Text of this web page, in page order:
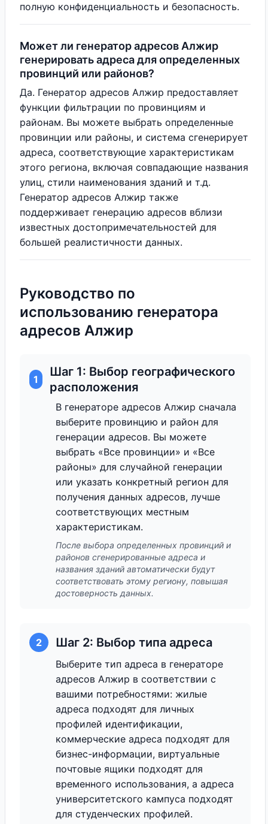
полную конфиденциальность и безопасность.
Может ли генератор адресов Алжир
генерировать адреса для определенных
провинций или районов?
Да. Генератор адресов Алжир предоставляет
функции фильтрации по провинциям и
районам. Вы можете выбрать определенные
провинции или районы, и система сгенерирует
адреса, соответствующие характеристикам
этого региона, включая совпадающие названия
улиц, стили наименования зданий и т.д.
Генератор адресов Алжир также
поддерживает генерацию адресов вблизи
известных достопримечательностей для
большей реалистичности данных.
Руководство по
использованию генератора
адресов Алжир
1
Шаг 1: Выбор географического
расположения
В генераторе адресов Алжир сначала
выберите провинцию и район для
генерации адресов. Вы можете
выбрать «Все провинции» и «Все
районы» для случайной генерации
или указать конкретный регион для
получения данных адресов, лучше
соответствующих местным
характеристикам.
После выбора определенных провинций и
районов сгенерированные адреса и
названия зданий автоматически будут
соответствовать этому региону, повышая
достоверность данных.
2 Шаг 2: Выбор типа адреса
Выберите тип адреса в генераторе
адресов Алжир в соответствии с
вашими потребностями: жилые
адреса подходят для личных
профилей идентификации,
коммерческие адреса подходят для
бизнес-информации, виртуальные
почтовые ящики подходят для
временного использования, а адреса
университетского кампуса подходят
для студенческих профилей.